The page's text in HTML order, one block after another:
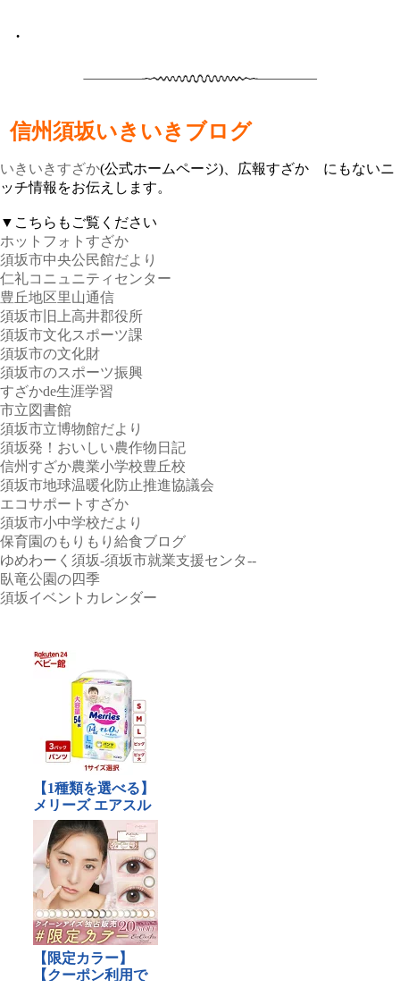
•
信州須坂いきいきブログ
いきいきすざか(公式ホームページ)、広報すざか にもないニ
ッチ情報をお伝えします。
▼こちらもご覧ください
ホットフォトすざか
須坂市中央公民館だより
仁礼コニュニティセンター
豊丘地区里山通信
須坂市旧上高井郡役所
須坂市文化スポーツ課
須坂市の文化財
須坂市のスポーツ振興
すざかde生涯学習
市立図書館
須坂市立博物館だより
須坂発！おいしい農作物日記
信州すざか農業小学校豊丘校
須坂市地球温暖化防止推進協議会
エコサポートすざか
須坂市小中学校だより
保育園のもりもり給食ブログ
ゆめわーく須坂-須坂市就業支援センタ--
臥竜公園の四季
須坂イベントカレンダー